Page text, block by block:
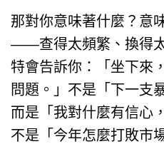
那對你意味著什麼？意
——查得太頻繁、換得
特會告訴你：「坐下來
問題。」不是「下一支
而是「我對什麼有信心
不是「今年怎麼打敗市